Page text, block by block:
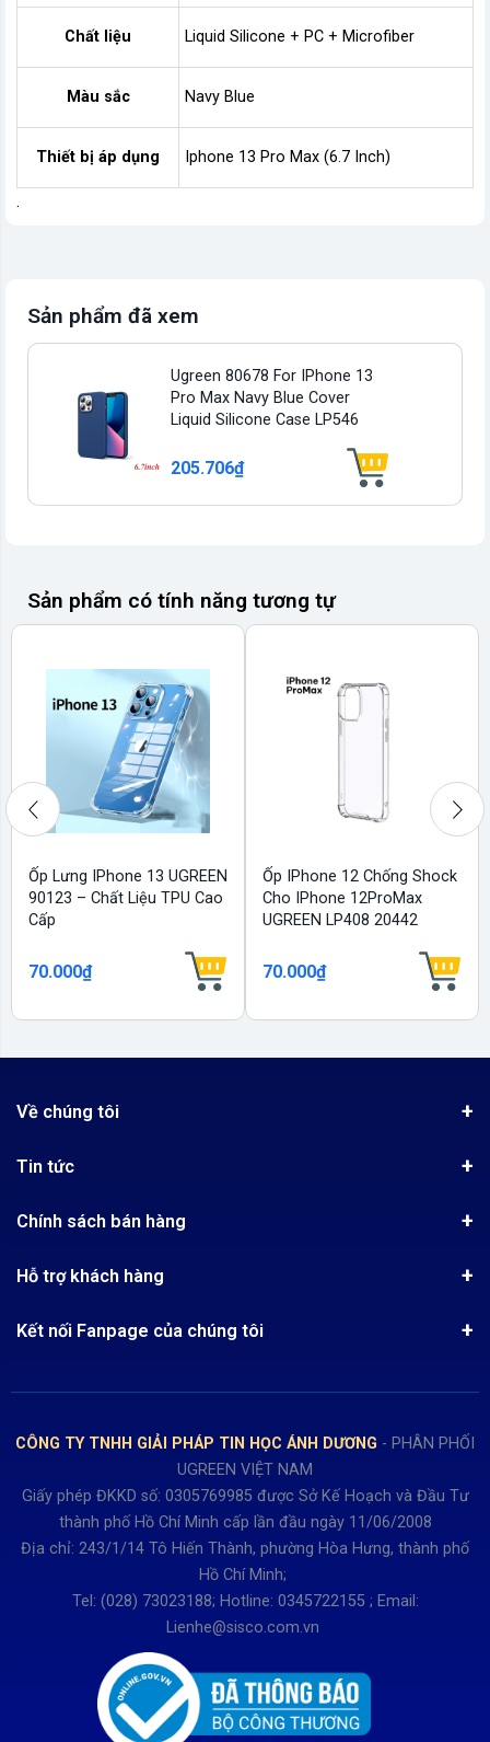
Chất liệu Liquid Silicone + PC + Microfiber
Màu sắc Navy Blue
Thiết bị áp dụng Iphone 13 Pro Max (6.7 Inch)
.
Sản phẩm đã xem
Ugreen 80678 For IPhone 13
Pro Max Navy Blue Cover
Liquid Silicone Case LP546
205.706₫
Sản phẩm có tính năng tương tự
Ốp Lưng IPhone 13 UGREEN
90123 – Chất Liệu TPU Cao
Cấp
70.000₫
Ốp IPhone 12 Chống Shock
Cho IPhone 12ProMax
UGREEN LP408 20442
70.000₫
Về chúng tôi
Quy chế hoạt động
Tra cứu đơn hàng
Tin tức
Công nghệ - Sản phẩm mới
Review sản phẩm
Chính sách bán hàng
Chính sách Hủy, Đổi, Trả hàng
Hướng dẫn đăng ký tài khoản
Hỗ trợ khách hàng
Thời gian làm việc từ Thứ 2- Thứ 7
Buổi chiều từ 13h15 đến 17h30
Thứ 7 làm đến 15h30 chiều.
Kết nối Fanpage của chúng tôi
CÔNG TY TNHH GIẢI PHÁP TIN HỌC ÁNH DƯƠNG - PHÂN PHỐI
UGREEN VIỆT NAM
Giấy phép ĐKKD số: 0305769985 được Sở Kế Hoạch và Đầu Tư
thành phố Hồ Chí Minh cấp lần đầu ngày 11/06/2008
Địa chỉ: 243/1/14 Tô Hiến Thành, phường Hòa Hưng, thành phố
Hồ Chí Minh;
Tel: (028) 73023188; Hotline: 0345722155 ; Email:
Lienhe@sisco.com.vn